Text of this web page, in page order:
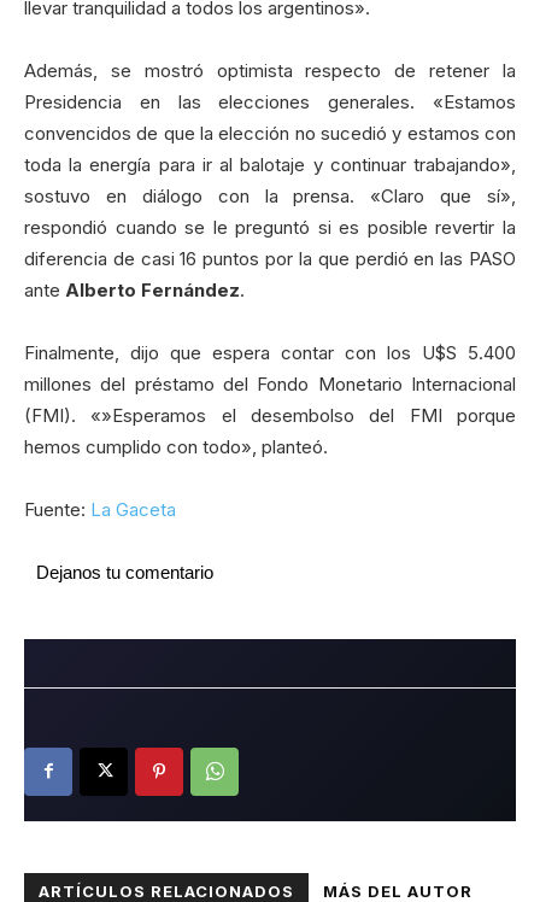
llevar tranquilidad a todos los argentinos».
Además, se mostró optimista respecto de retener la
Presidencia en las elecciones generales. «Estamos
convencidos de que la elección no sucedió y estamos con
toda la energía para ir al balotaje y continuar trabajando»,
sostuvo en diálogo con la prensa. «Claro que sí»,
respondió cuando se le preguntó si es posible revertir la
diferencia de casi 16 puntos por la que perdió en las PASO
ante Alberto Fernández.
Finalmente, dijo que espera contar con los U$S 5.400
millones del préstamo del Fondo Monetario Internacional
(FMI). «»Esperamos el desembolso del FMI porque
hemos cumplido con todo», planteó.
Fuente: La Gaceta
Dejanos tu comentario
ARTÍCULOS RELACIONADOS MÁS DEL AUTOR